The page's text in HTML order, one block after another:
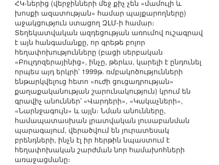
ՀԿ-ներից (վերջինների մեջ քիչ չեն «մամուլի և
խոսքի ազատության» համար պայքարողները)
աջակցություն ստացող ԶԼՄ-ի համար։
Տեղեկատվական ազդեցության առումով ուշագրավ
է այն հանգամանքը, որ գրեթե բոլոր
հեղափոխությունները (բացի սերբական
«Բուլդոզերայինից», ինչը, թերևս, կարելի է ընդունել
որպես այդ երկրի՝ 1999թ. ռմբակոծությունների
ենթարկվելուց հետո «ուժի ցուցադրության»
քաղաքականության շարունակություն) կրում են
գրավիչ անուններ՝ «Վարդերի», «Կակաչների»,
«Նարնջագույն» և այլն։ Նման անունները,
համապատասխան լրատվական լուսաբանման
պարագայում, վերածվում են յուրատեսակ
բրենդների, ինչն էլ իր հերթին նպաստում է
հեղափոխական շարժման նոր համախոհների
առաջացմանը։